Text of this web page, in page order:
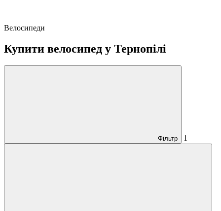
Велосипеди
Купити велосипед у Тернопілі
Фільтр 1